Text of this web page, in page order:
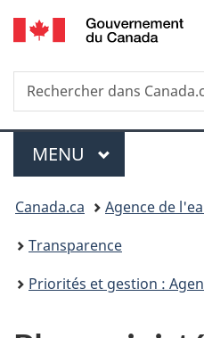
Recherche
Rechercher
dans
Menu
MENU PRINCIPAL
Vous
êtes
ici :
Canada.ca
Agence de
Transparence
Priorités et gestion :